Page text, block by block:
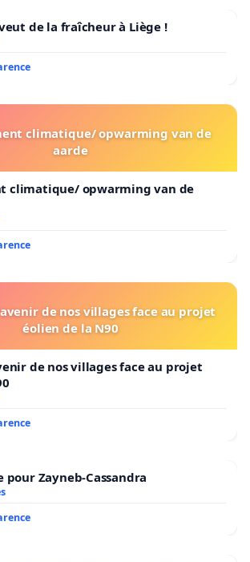
de la fraîcheur à Liège !
climatique/ opwarming van de
aarde
climatique/ opwarming van de
de nos villages face au projet
éolien de la N90
de nos villages face au projet
Zayneb-Cassandra